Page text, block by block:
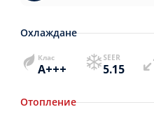
Охлаждане
Клас
A+++
SEER
5.15
Отопление